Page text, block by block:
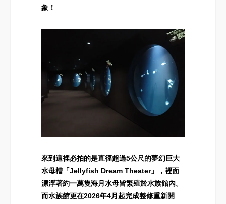
象！
來到這裡必拍的是直徑超過5公尺的夢幻巨大
水母槽「Jellyfish Dream Theater」，裡面
漂浮著約一萬隻海月水母皆繁殖於水族館內。
而水族館更在2026年4月起完成整修重新開